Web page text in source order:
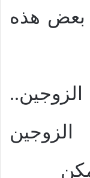
بعض هذه
الزوجين..